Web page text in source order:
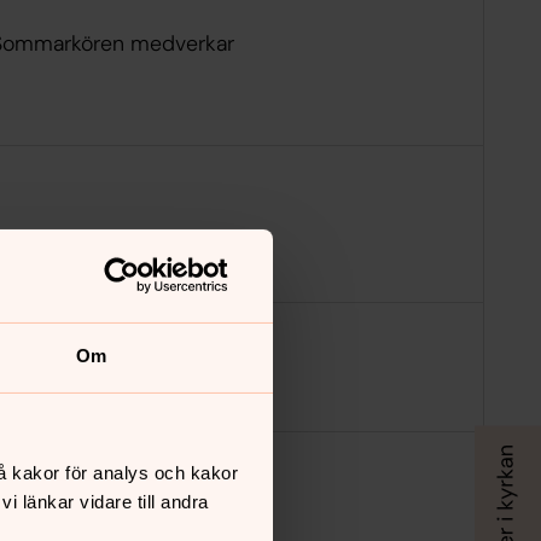
Om
kakor för analys och kakor
länkar vidare till andra
medverkar
Kyrkkaffe på Café Kyrkstugan